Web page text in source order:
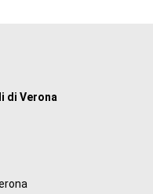
di Verona